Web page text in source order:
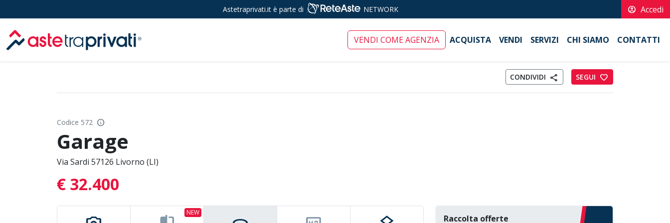
Astetraprivati.it è parte di NETWORK account_circle Accedi
Aste immobiliari tra privati VENDI COME AGENZIA ACQUISTA VENDI SERVIZI CHI SIAMO CONTATTI
CONDIVIDI share SEGUI favorite
Codice 572 info
Garage
Via Sardi 57126 Livorno (LI)
€ 32.400
NEW
Raccolta offerte